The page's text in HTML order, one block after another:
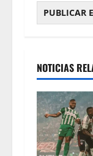
NOTICIAS